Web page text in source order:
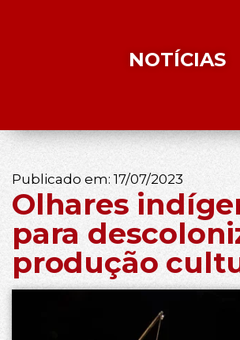
NOTÍCIAS
Publicado em: 17/07/2023
Olhares
para
produção